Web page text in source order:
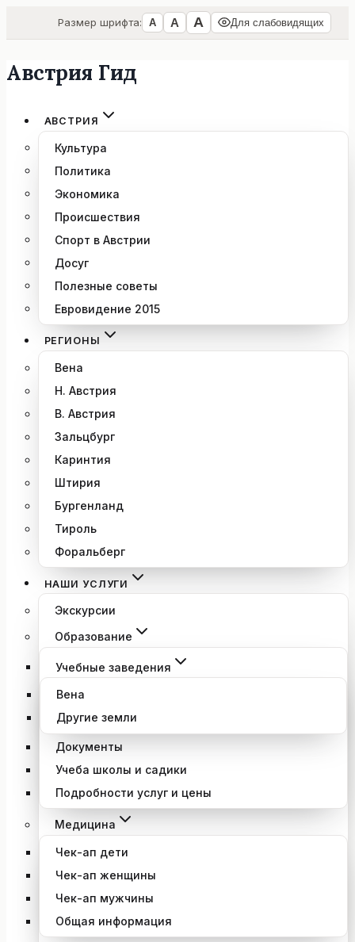
Размер шрифта: А А А Для слабовидящих
Перейти
содержимому
Австрия Гид
АВСТРИЯ
Культура
Политика
Экономика
Происшествия
Спорт в Австрии
Досуг
Полезные советы
Евровидение 2015
РЕГИОНЫ
Вена
Н. Австрия
В. Австрия
Зальцбург
Каринтия
Штирия
Бургенланд
Тироль
Форальберг
НАШИ УСЛУГИ
Экскурсии
Образование
Учебные заведения
Вена
Другие земли
Документы
Учеба школы и садики
Подробности услуг и цены
Медицина
Чек-ап дети
Чек-ап женщины
Чек-ап мужчины
Общая информация